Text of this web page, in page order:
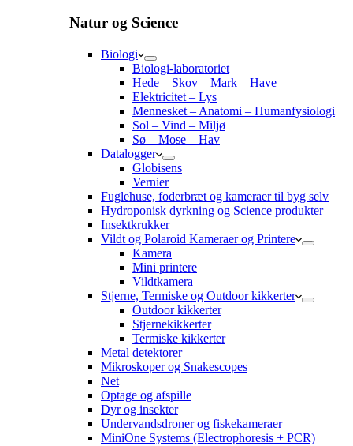
Natur og Science
Biologi
Biologi-laboratoriet
Hede – Skov – Mark – Have
Elektricitet – Lys
Mennesket – Anatomi – Humanfysiologi
Sol – Vind – Miljø
Sø – Mose – Hav
Datalogger
Globisens
Vernier
Fuglehuse, foderbræt og kameraer til byg selv
Hydroponisk dyrkning og Science produkter
Insektkrukker
Vildt og Polaroid Kameraer og Printere
Kamera
Mini printere
Vildtkamera
Stjerne, Termiske og Outdoor kikkerter
Outdoor kikkerter
Stjernekikkerter
Termiske kikkerter
Metal detektorer
Mikroskoper og Snakescopes
Net
Optage og afspille
Dyr og insekter
Undervandsdroner og fiskekameraer
MiniOne Systems (Electrophoresis + PCR)